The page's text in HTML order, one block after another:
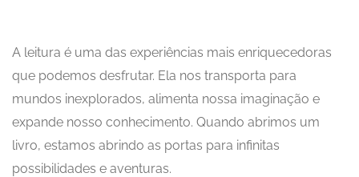
A leitura é uma das experiências mais enriquecedoras
que podemos desfrutar. Ela nos transporta para
mundos inexplorados, alimenta nossa imaginação e
expande nosso conhecimento. Quando abrimos um
livro, estamos abrindo as portas para infinitas
possibilidades e aventuras.